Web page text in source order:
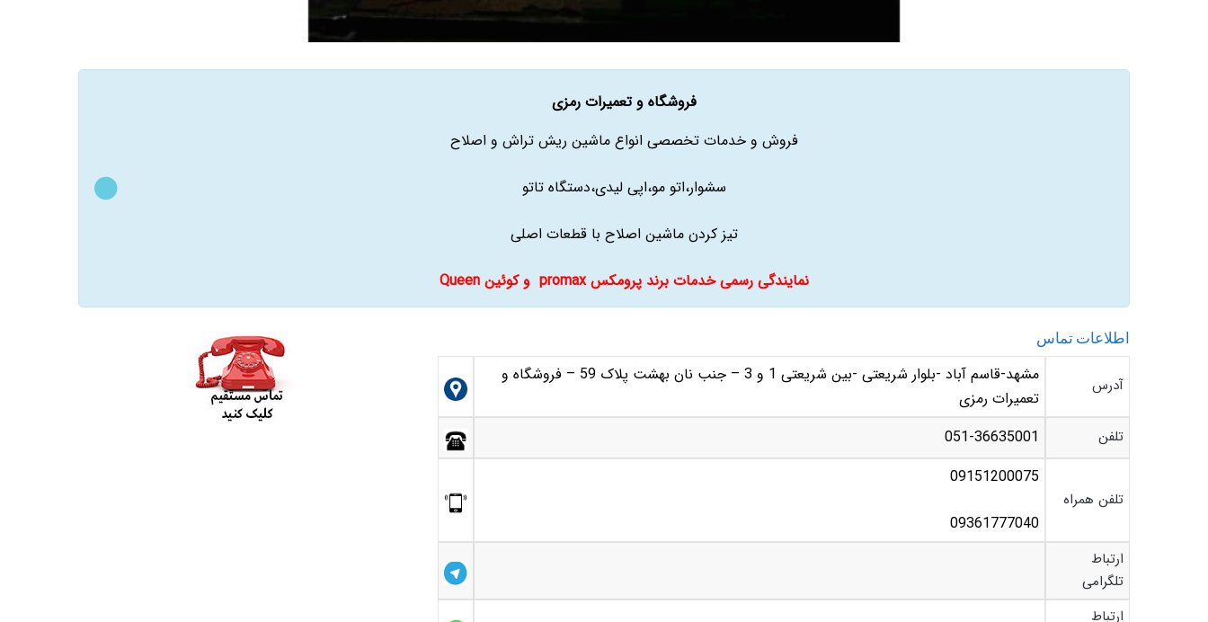
فروشگاه و تعمیرات رمزی
فروش و خدمات تخصصی انواع ماشین ریش تراش و اصلاح
سشوار،اتو مو،اپی لیدی،دستگاه تاتو
تیز کردن ماشین اصلاح با قطعات اصلی
نمایندگی رسمی خدمات برند پرومکس promax و کوئین Queen
اطلاعات تماس
آدرس
مشهد-قاسم آباد -بلوار شریعتی -بین شریعتی 1 و 3 – جنب نان بهشت پلاک 59 – فروشگاه و
تعمیرات رمزی
تلفن 051-36635001
تلفن همراه
09151200075
09361777040
ارتباط
تلگرامی
ارتباط